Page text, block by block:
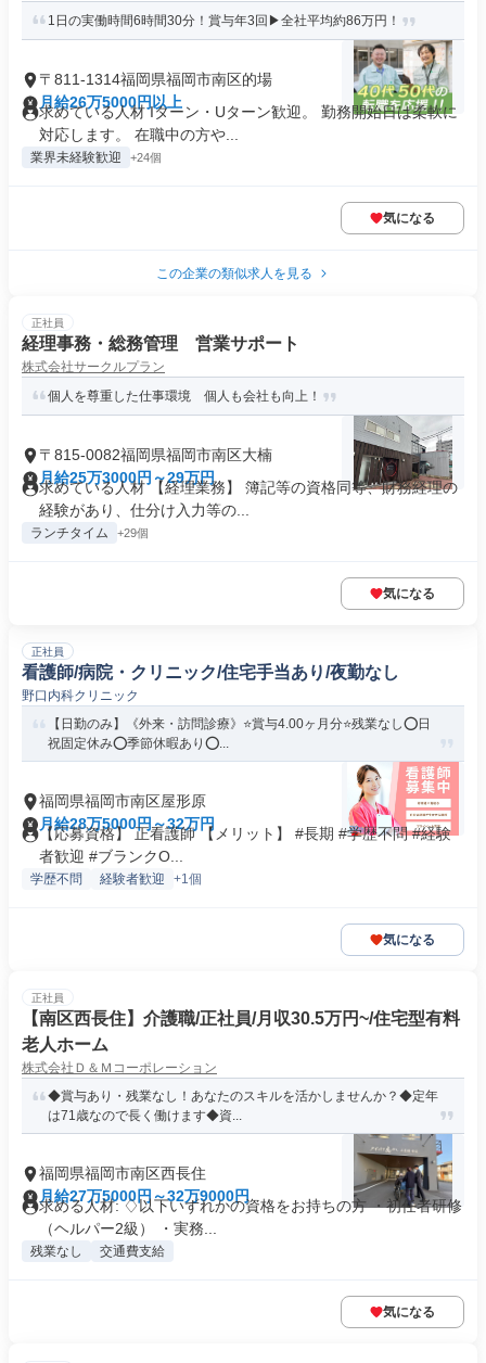
1日の実働時間6時間30分！賞与年3回▶全社平均約86万円！
〒811-1314福岡県福岡市南区的場
月給26万5000円以上
求めている人材 Iターン・Uターン歓迎。 勤務開始日は柔軟に
対応します。 在職中の方や...
業界未経験歓迎 +24個
気になる
この企業の類似求人を見る
正社員
経理事務・総務管理 営業サポート
株式会社サークルプラン
個人を尊重した仕事環境 個人も会社も向上！
〒815-0082福岡県福岡市南区大楠
月給25万3000円～29万円
求めている人材 【経理業務】 簿記等の資格同等、財務経理の
経験があり、仕分け入力等の...
ランチタイム +29個
気になる
正社員
看護師/病院・クリニック/住宅手当あり/夜勤なし
野口内科クリニック
【日勤のみ】《外来・訪問診療》⭐賞与4.00ヶ月分⭐残業なし⭕日
祝固定休み⭕季節休暇あり⭕...
福岡県福岡市南区屋形原
月給28万5000円～32万円
【応募資格】 正看護師 【メリット】 #長期 #学歴不問 #経験
者歓迎 #ブランクO...
学歴不問 経験者歓迎 +1個
気になる
正社員
【南区西長住】介護職/正社員/月収30.5万円~/住宅型有料
老人ホーム
株式会社Ｄ＆Ｍコーポレーション
◆賞与あり・残業なし！あなたのスキルを活かしませんか？◆定年
は71歳なので長く働けます◆資...
福岡県福岡市南区西長住
月給27万5000円～32万9000円
求める人材: ♢以下いずれかの資格をお持ちの方 ・初任者研修
（ヘルパー2級） ・実務...
残業なし 交通費支給
気になる